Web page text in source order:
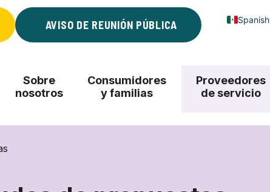
AVISO DE REUNIÓN PÚBLICA Spanish
Sobre
nosotros
Consumidores
y familias
Proveedores
de servicio